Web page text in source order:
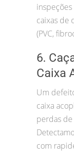
caixas de
(PVC,
6.
Caixa
Um
caixa
perdas
com